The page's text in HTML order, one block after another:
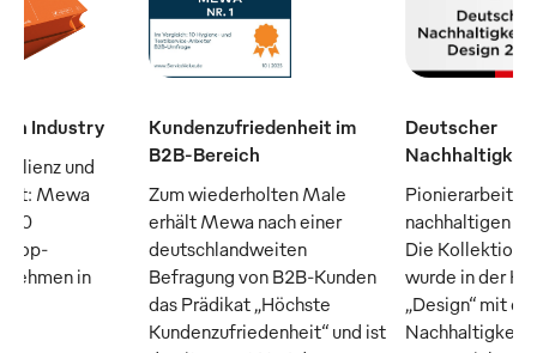
Industry
und
Mewa
50
Top-
in
Kundenzufriedenheit im
B2B-Bereich
Zum wiederholten Male
erhält Mewa nach einer
deutschlandweiten
Befragung von B2B-Kunden
das Prädikat „Höchste
Kundenzufriedenheit“ und ist
Deutscher
Pionierarbeit
nachhaltigen
Die Kollektion
wurde in der
„Design“ mit